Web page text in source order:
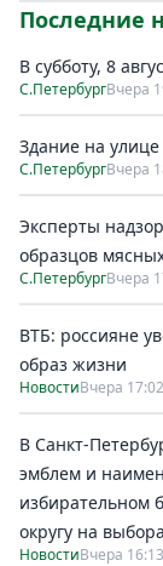
Последние
В субботу, 8
С.ПетербургВчера
Здание на
С.ПетербургВчера
Эксперты
образцов
С.ПетербургВчера
ВТБ: россияне
образ жизни
НовостиВчера 17:02
В Санкт-
эмблем и
избирательном
округу на
НовостиВчера 16:13